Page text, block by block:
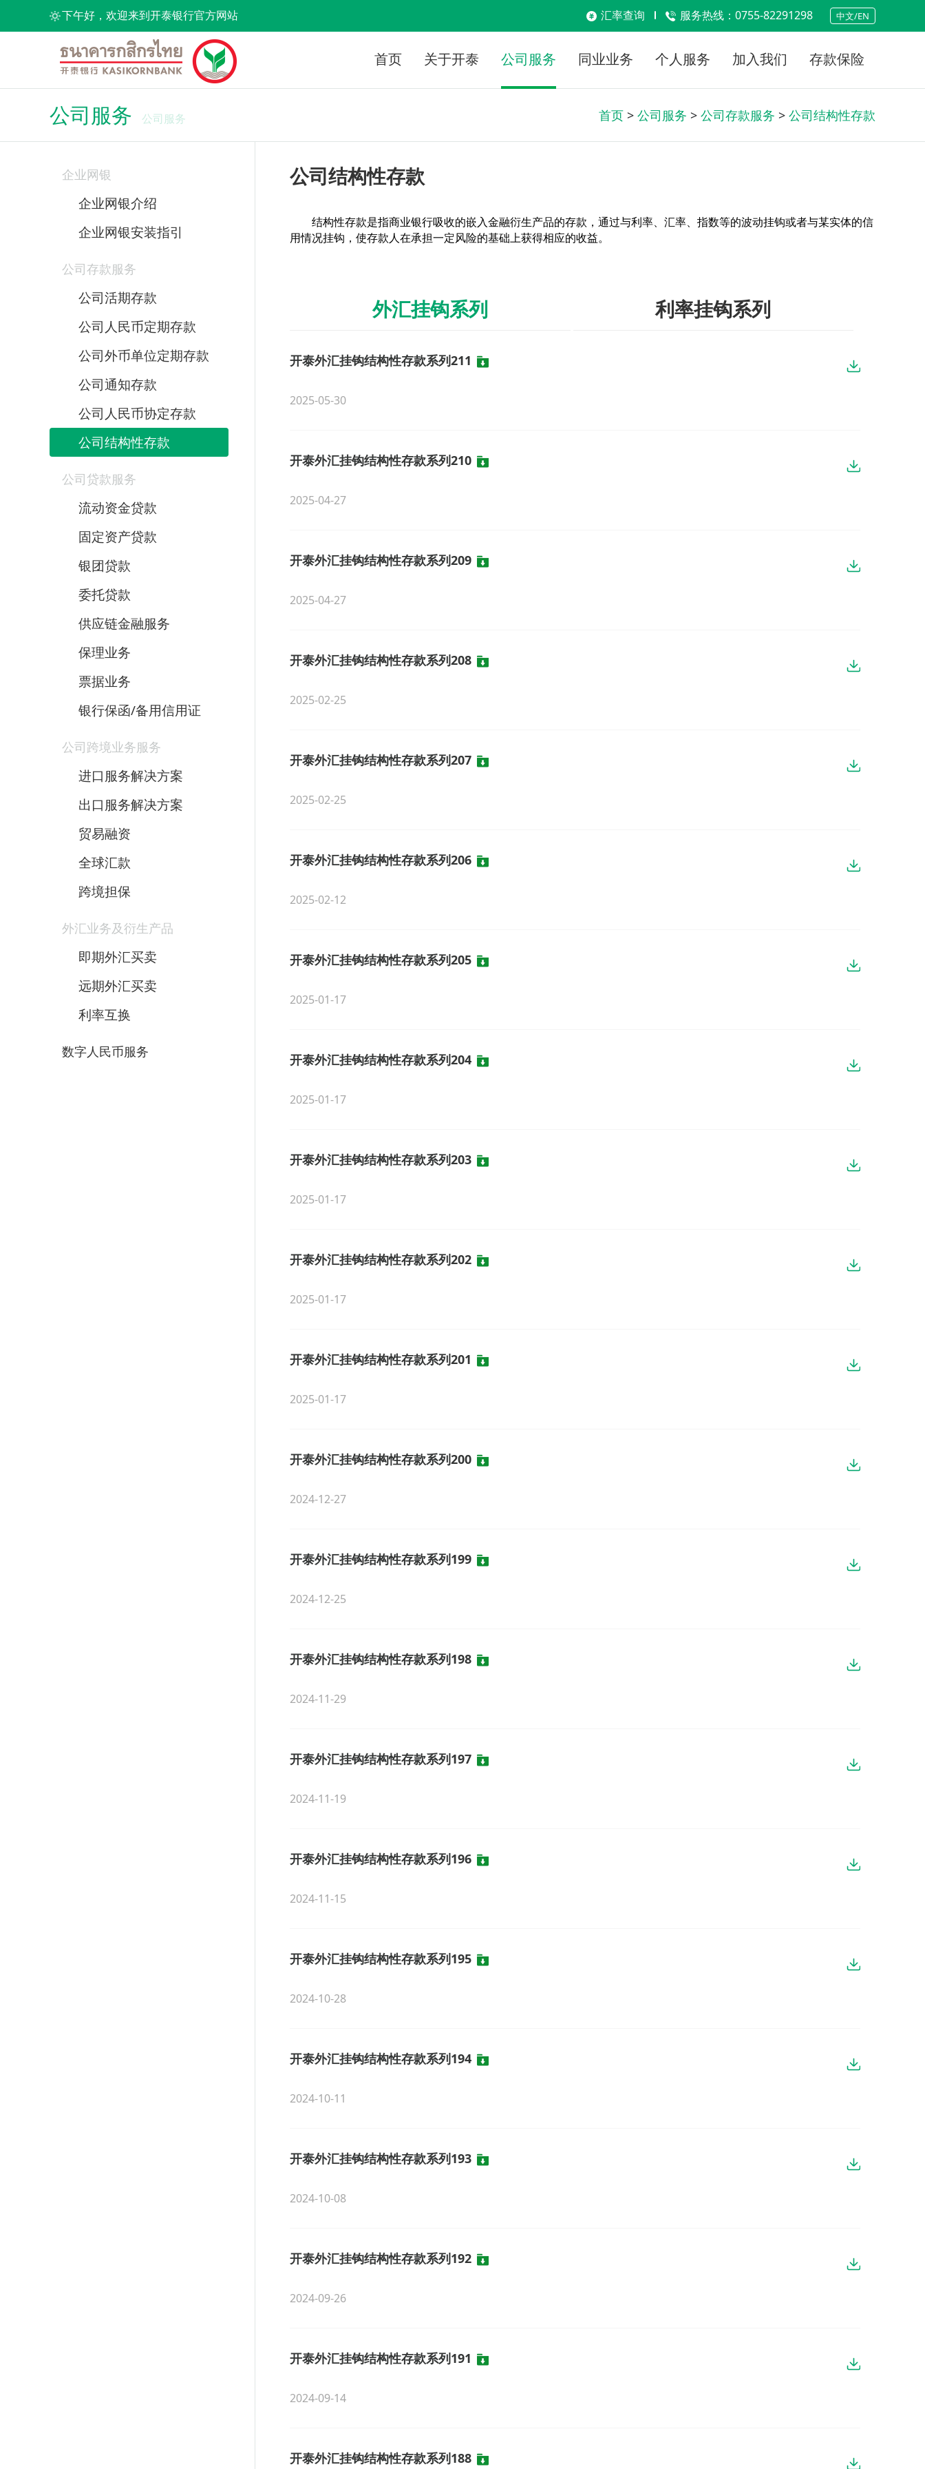
下午好，欢迎来到开泰银行官方网站 汇率查询 服务热线：0755-82291298 中文/EN
首页 关于开泰 公司服务 同业业务 个人服务 加入我们 存款保险
公司服务 公司服务 首页 > 公司服务 > 公司存款服务 > 公司结构性存款
企业网银
企业网银介绍
企业网银安装指引
公司存款服务
公司活期存款
公司人民币定期存款
公司外币单位定期存款
公司通知存款
公司人民币协定存款
公司结构性存款
公司贷款服务
流动资金贷款
固定资产贷款
银团贷款
委托贷款
供应链金融服务
保理业务
票据业务
银行保函/备用信用证
公司跨境业务服务
进口服务解决方案
出口服务解决方案
贸易融资
全球汇款
跨境担保
外汇业务及衍生产品
即期外汇买卖
远期外汇买卖
利率互换
数字人民币服务
公司结构性存款
结构性存款是指商业银行吸收的嵌入金融衍生产品的存款，通过与利率、汇率、指数等的波动挂钩或者与某实体的信
用情况挂钩，使存款人在承担一定风险的基础上获得相应的收益。
外汇挂钩系列 利率挂钩系列
开泰外汇挂钩结构性存款系列211
2025-05-30
开泰外汇挂钩结构性存款系列210
2025-04-27
开泰外汇挂钩结构性存款系列209
2025-04-27
开泰外汇挂钩结构性存款系列208
2025-02-25
开泰外汇挂钩结构性存款系列207
2025-02-25
开泰外汇挂钩结构性存款系列206
2025-02-12
开泰外汇挂钩结构性存款系列205
2025-01-17
开泰外汇挂钩结构性存款系列204
2025-01-17
开泰外汇挂钩结构性存款系列203
2025-01-17
开泰外汇挂钩结构性存款系列202
2025-01-17
开泰外汇挂钩结构性存款系列201
2025-01-17
开泰外汇挂钩结构性存款系列200
2024-12-27
开泰外汇挂钩结构性存款系列199
2024-12-25
开泰外汇挂钩结构性存款系列198
2024-11-29
开泰外汇挂钩结构性存款系列197
2024-11-19
开泰外汇挂钩结构性存款系列196
2024-11-15
开泰外汇挂钩结构性存款系列195
2024-10-28
开泰外汇挂钩结构性存款系列194
2024-10-11
开泰外汇挂钩结构性存款系列193
2024-10-08
开泰外汇挂钩结构性存款系列192
2024-09-26
开泰外汇挂钩结构性存款系列191
2024-09-14
开泰外汇挂钩结构性存款系列188